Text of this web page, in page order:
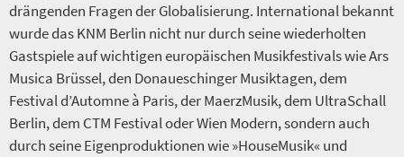
drängenden Fragen der Globalisierung. International bekannt
wurde das KNM Berlin nicht nur durch seine wiederholten
Gastspiele auf wichtigen europäischen Musikfestivals wie Ars
Musica Brüssel, den Donaueschinger Musiktagen, dem
Festival d’Automne à Paris, der MaerzMusik, dem UltraSchall
Berlin, dem CTM Festival oder Wien Modern, sondern auch
durch seine Eigenproduktionen wie »HouseMusik« und